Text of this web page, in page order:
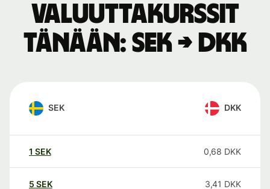
Valuuttakurssit
tänään: SEK → DKK
SEK DKK
1 SEK 0,68 DKK
5 SEK 3,41 DKK